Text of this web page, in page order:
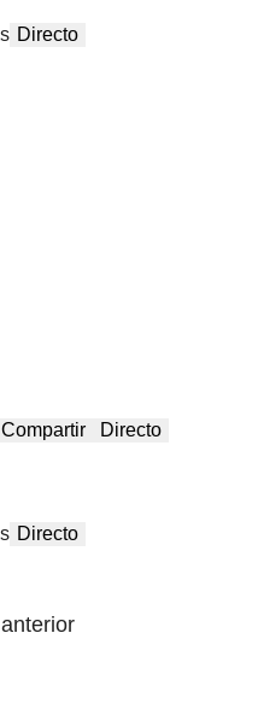
Directo
Compartir Directo
Directo